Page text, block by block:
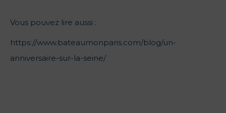
Vous pouvez lire aussi :
https://www.bateaumonparis.com/blog/un-
anniversaire-sur-la-seine/